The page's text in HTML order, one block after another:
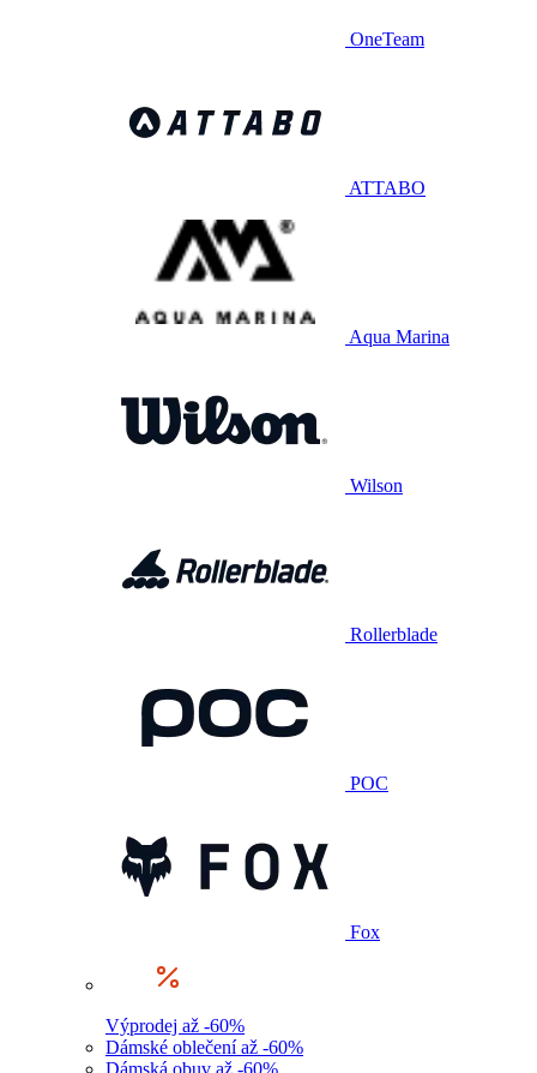
OneTeam
ATTABO
Aqua Marina
Wilson
Rollerblade
POC
Fox
Výprodej až -60%
Dámské oblečení až -60%
Dámská obuv až -60%